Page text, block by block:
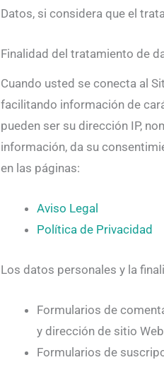
Datos, si considera que el
Finalidad del tratamiento de
Cuando usted se conecta al
facilitando información de
pueden ser su dirección IP,
información, da su
en las páginas:
Aviso Legal
Política de Privacidad
Los datos personales y la
Formularios de
y dirección de sitio
Formularios de